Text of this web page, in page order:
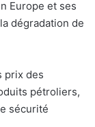
Europe et ses
dégradation de
prix des
pétroliers,
sécurité